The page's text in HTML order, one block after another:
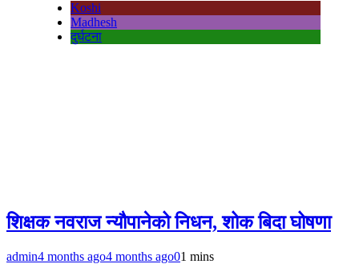
Koshi
Madhesh
दुर्घटना
शिक्षक नवराज न्यौपानेको निधन, शोक बिदा घोषणा
admin4 months ago4 months ago01 mins